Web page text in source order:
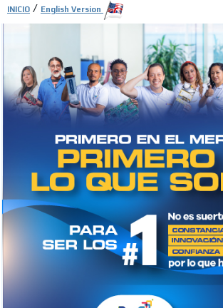
INICIO / English Version
ADS-3A
ADS-3B